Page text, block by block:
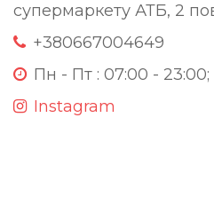
супермаркету АТБ, 2
+380667004649
Пн - Пт : 07:00 -
Instagram